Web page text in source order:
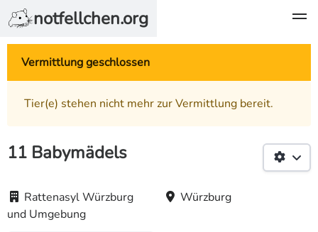
notfellchen.org
Vermittlung geschlossen
Tier(e) stehen nicht mehr zur Vermittlung bereit.
11 Babymädels
Rattenasyl Würzburg
und Umgebung
Würzburg